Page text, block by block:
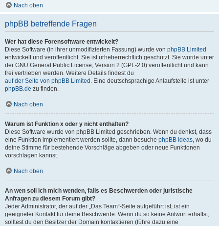
Nach oben
phpBB betreffende Fragen
Wer hat diese Forensoftware entwickelt?
Diese Software (in ihrer unmodifizierten Fassung) wurde von phpBB Limited
entwickelt und veröffentlicht. Sie ist urheberrechtlich geschützt. Sie wurde unter
der GNU General Public License, Version 2 (GPL-2.0) veröffentlicht und kann
frei vertrieben werden. Weitere Details findest du
auf der Seite von phpBB Limited . Eine deutschsprachige Anlaufstelle ist unter
phpBB.de zu finden.
Nach oben
Warum ist Funktion x oder y nicht enthalten?
Diese Software wurde von phpBB Limited geschrieben. Wenn du denkst, dass
eine Funktion implementiert werden sollte, dann besuche phpBB Ideas, wo du
deine Stimme für bestehende Vorschläge abgeben oder neue Funktionen
vorschlagen kannst.
Nach oben
An wen soll ich mich wenden, falls es Beschwerden oder juristische
Anfragen zu diesem Forum gibt?
Jeder Administrator, der auf der „Das Team“-Seite aufgeführt ist, ist ein
geeigneter Kontakt für deine Beschwerde. Wenn du so keine Antwort erhältst,
solltest du den Besitzer der Domain kontaktieren (führe dazu eine